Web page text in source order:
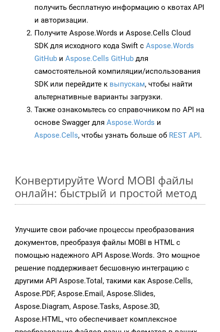
получить бесплатную информацию о квотах API
и авторизации.
Получите Aspose.Words и Aspose.Cells Cloud
SDK для исходного кода Swift с Aspose.Words
GitHub и Aspose.Cells GitHub для
самостоятельной компиляции/использования
SDK или перейдите к выпускам, чтобы найти
альтернативные варианты загрузки.
Также ознакомьтесь со справочником по API на
основе Swagger для Aspose.Words и
Aspose.Cells, чтобы узнать больше об REST API.
Конвертируйте Word MOBI файлы
онлайн: быстрый и простой метод
Улучшите свои рабочие процессы преобразования
документов, преобразуя файлы MOBI в HTML с
помощью надежного API Aspose.Words. Это мощное
решение поддерживает бесшовную интеграцию с
другими API Aspose.Total, такими как Aspose.Cells,
Aspose.PDF, Aspose.Email, Aspose.Slides,
Aspose.Diagram, Aspose.Tasks, Aspose.3D,
Aspose.HTML, что обеспечивает комплексное